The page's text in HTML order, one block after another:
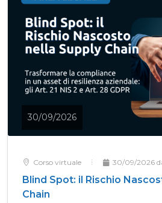
30/09/2026
Corso virtuale 30/09/2026
Blind Spot: il Rischio
Chain